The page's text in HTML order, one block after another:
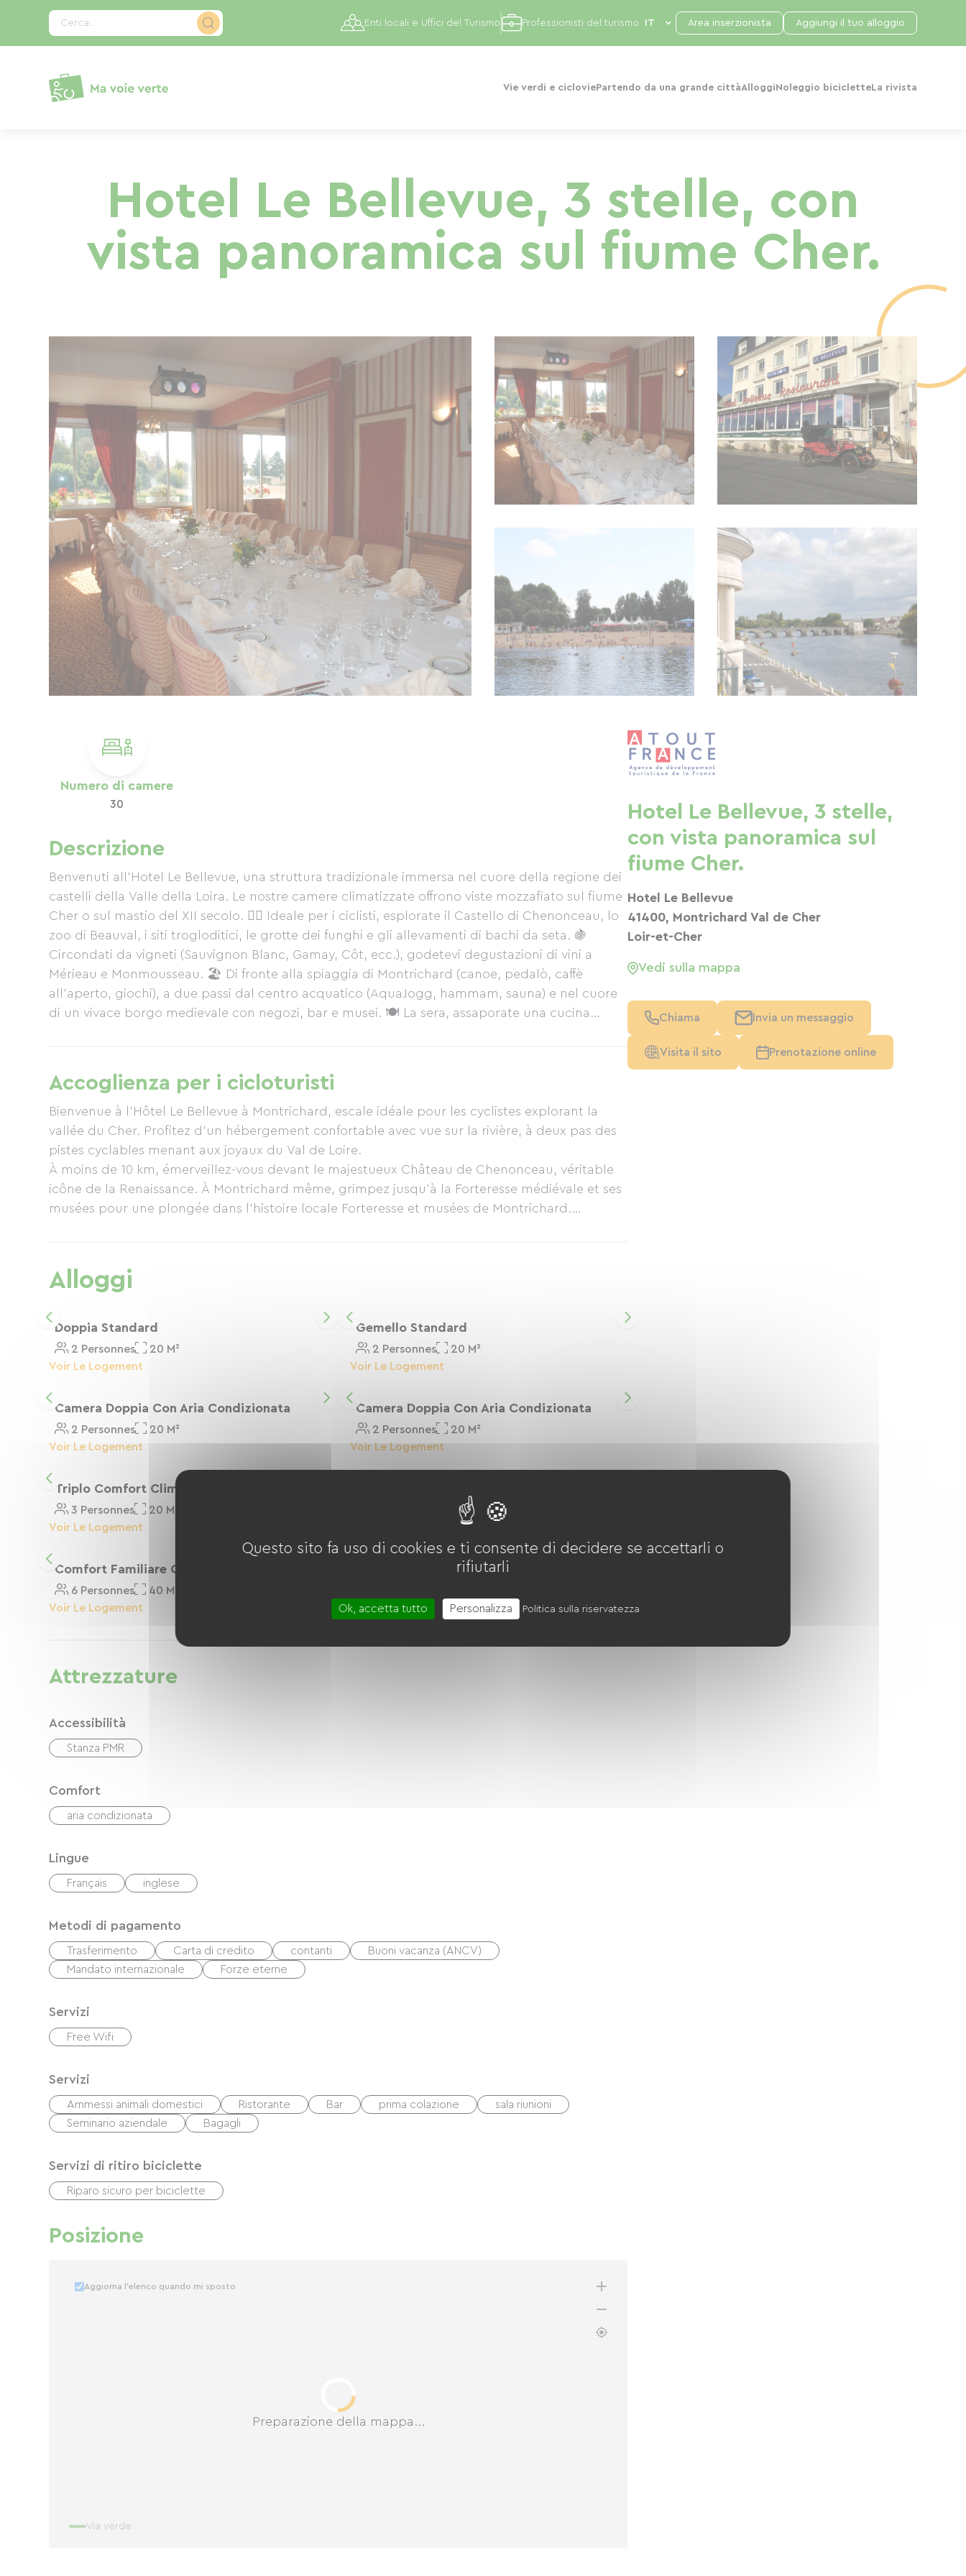
Cerca...
Vie verdi e ciclovie Partendo da una grande cittàAlloggi Noleggio biciclette La rivista
Enti locali e Uffici del Turismo Professionisti del turismo Area inserzionista Aggiungi il tuo alloggio
Hotel Le Bellevue, 3 stelle, con
vista panoramica sul fiume Cher.
Numero di camere
30
Descrizione
Benvenuti all'Hotel Le Bellevue, una struttura tradizionale immersa nel cuore della regione dei
castelli della Valle della Loira. Le nostre camere climatizzate offrono viste mozzafiato sul fiume
Cher o sul mastio del XII secolo. 🚴‍♂️ Ideale per i ciclisti, esplorate il Castello di Chenonceau, lo
zoo di Beauval, i siti trogloditici, le grotte dei funghi e gli allevamenti di bachi da seta. 🍇
Circondati da vigneti (Sauvignon Blanc, Gamay, Côt, ecc.), godetevi degustazioni di vini a
Mérieau e Monmousseau. 🏖️ Di fronte alla spiaggia di Montrichard (canoe, pedalò, caffè
all'aperto, giochi), a due passi dal centro acquatico (AquaJogg, hammam, sauna) e nel cuore
di un vivace borgo medievale con negozi, bar e musei. 🍽️ La sera, assaporate una cucina
Accoglienza per i cicloturisti
Bienvenue à l’Hôtel Le Bellevue à Montrichard, escale idéale pour les cyclistes explorant la
vallée du Cher. Profitez d’un hébergement confortable avec vue sur la rivière, à deux pas des
pistes cyclables menant aux joyaux du Val de Loire.
À moins de 10 km, émerveillez-vous devant le majestueux Château de Chenonceau, véritable
icône de la Renaissance. À Montrichard même, grimpez jusqu’à la Forteresse médiévale et ses
musées pour une plongée dans l’histoire locale Forteresse et musées de Montrichard.
détente.
Alloggi
Doppia Standard
2 Personnes
20 M²
Voir Le Logement
Gemello Standard
2 Personnes
20 M²
Voir Le Logement
Camera Doppia Con Aria Condizionata
2 Personnes
20 M²
Voir Le Logement
Camera Doppia Con Aria Condizionata
2 Personnes
20 M²
Voir Le Logement
Triplo Comfort Climatizzato
3 Personnes
20 M²
Voir Le Logement
20 M²
Comfort Familiare Con Aria Condizionata
6 Personnes
40 M²
Voir Le Logement
Attrezzature
Accessibilità
Stanza PMR
Comfort
aria condizionata
Lingue
Français inglese
Metodi di pagamento
Trasferimento Carta di credito contanti
Buoni vacanza (ANCV)
Mandato internazionale
Forze eterne
Servizi
Free Wifi
Servizi
Ammessi animali domestici Ristorante Bar prima colazione
sala riunioni
Seminario aziendale
Bagagli
Servizi di ritiro biciclette
Riparo sicuro per biciclette
Posizione
Preparazione della mappa...
Aggiorna l'elenco quando mi sposto
Via verde
Hotel Le Bellevue, 3 stelle,
con vista panoramica sul
fiume Cher.
Hotel Le Bellevue
41400, Montrichard Val de Cher
Loir-et-Cher
Vedi sulla mappa
Chiama Invia un messaggio
Visita il sito Prenotazione online
Pannello di gestione dei cookies
Questo sito fa uso di cookies e ti consente di decidere se accettarli o
rifiutarli
Ok, accetta tutto Personalizza Politica sulla riservatezza